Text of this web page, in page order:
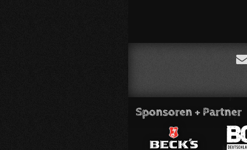
Sponsoren + Partner